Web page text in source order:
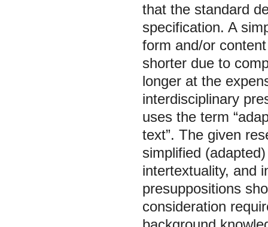
that the standard
specification. A
form and/or
shorter due to
longer at the
interdisciplinary
uses the term
text”. The given
simplified
intertextuality, and
presuppositions
consideration